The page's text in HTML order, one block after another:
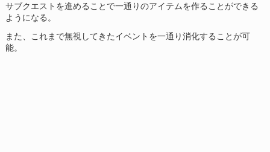
サブクエストを進めることで一通りのアイテムを作ることができる
ようになる。
また、これまで無視してきたイベントを一通り消化することが可
能。